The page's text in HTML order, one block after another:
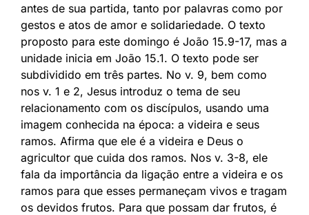
antes de sua partida, tanto por palavras como por
gestos e atos de amor e solidariedade. O texto
proposto para este domingo é João 15.9-17, mas a
unidade inicia em João 15.1. O texto pode ser
subdividido em três partes. No v. 9, bem como
nos v. 1 e 2, Jesus introduz o tema de seu
relacionamento com os discípulos, usando uma
imagem conhecida na época: a videira e seus
ramos. Afirma que ele é a videira e Deus o
agricultor que cuida dos ramos. Nos v. 3-8, ele
fala da importância da ligação entre a videira e os
ramos para que esses permaneçam vivos e tragam
os devidos frutos. Para que possam dar frutos, é